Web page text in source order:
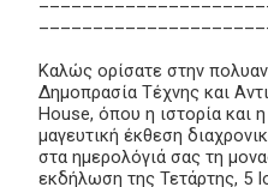
Καλώς ορίσατε στην
Δημοπρασία Τέχνης και
House, όπου η ιστορία και
μαγευτική έκθεση
στα ημερολόγιά σας τη
εκδήλωση της Τετάρτης, 5